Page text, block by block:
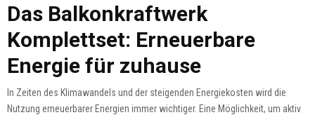
Das Balkonkraftwerk
Komplettset: Erneuerbare
Energie für zuhause
In Zeiten des Klimawandels und der steigenden Energiekosten wird die
Nutzung erneuerbarer Energien immer wichtiger. Eine Möglichkeit, um aktiv